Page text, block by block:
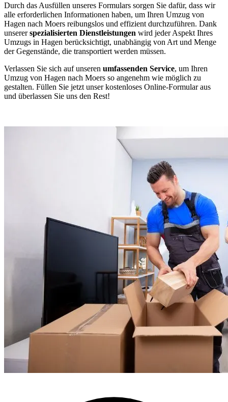
Durch das Ausfüllen unseres Formulars sorgen Sie dafür, dass wir
alle erforderlichen Informationen haben, um Ihren Umzug von
Hagen nach Moers reibungslos und effizient durchzuführen. Dank
unsererspezialisierten Dienstleistungen wird jeder Aspekt Ihres
Umzugs in Hagen berücksichtigt, unabhängig von Art und Menge
der Gegenstände, die transportiert werden müssen.
Verlassen Sie sich auf unseren umfassenden Service, um Ihren
Umzug von Hagen nach Moers so angenehm wie möglich zu
gestalten. Füllen Sie jetzt unser kostenloses Online-Formular aus
und überlassen Sie uns den Rest!